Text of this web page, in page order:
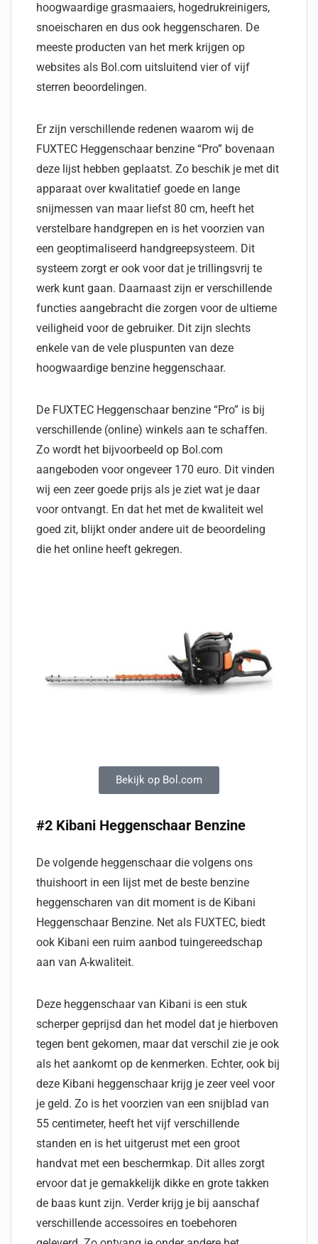
hoogwaardige grasmaaiers, hogedrukreinigers,
snoeischaren en dus ook heggenscharen. De
meeste producten van het merk krijgen op
websites als Bol.com uitsluitend vier of vijf
sterren beoordelingen.
Er zijn verschillende redenen waarom wij de
FUXTEC Heggenschaar benzine “Pro” bovenaan
deze lijst hebben geplaatst. Zo beschik je met dit
apparaat over kwalitatief goede en lange
snijmessen van maar liefst 80 cm, heeft het
verstelbare handgrepen en is het voorzien van
een geoptimaliseerd handgreepsysteem. Dit
systeem zorgt er ook voor dat je trillingsvrij te
werk kunt gaan. Daarnaast zijn er verschillende
functies aangebracht die zorgen voor de ultieme
veiligheid voor de gebruiker. Dit zijn slechts
enkele van de vele pluspunten van deze
hoogwaardige benzine heggenschaar.
De FUXTEC Heggenschaar benzine “Pro” is bij
verschillende (online) winkels aan te schaffen.
Zo wordt het bijvoorbeeld op Bol.com
aangeboden voor ongeveer 170 euro. Dit vinden
wij een zeer goede prijs als je ziet wat je daar
voor ontvangt. En dat het met de kwaliteit wel
goed zit, blijkt onder andere uit de beoordeling
die het online heeft gekregen.
Bekijk op Bol.com
#2 Kibani Heggenschaar Benzine
De volgende heggenschaar die volgens ons
thuishoort in een lijst met de beste benzine
heggenscharen van dit moment is de Kibani
Heggenschaar Benzine. Net als FUXTEC, biedt
ook Kibani een ruim aanbod tuingereedschap
aan van A-kwaliteit.
Deze heggenschaar van Kibani is een stuk
scherper geprijsd dan het model dat je hierboven
tegen bent gekomen, maar dat verschil zie je ook
als het aankomt op de kenmerken. Echter, ook bij
deze Kibani heggenschaar krijg je zeer veel voor
je geld. Zo is het voorzien van een snijblad van
55 centimeter, heeft het vijf verschillende
standen en is het uitgerust met een groot
handvat met een beschermkap. Dit alles zorgt
ervoor dat je gemakkelijk dikke en grote takken
de baas kunt zijn. Verder krijg je bij aanschaf
verschillende accessoires en toebehoren